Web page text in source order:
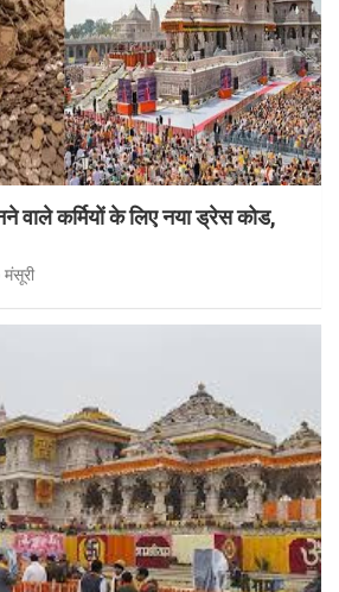
वाले कर्मियों के लिए नया ड्रेस कोड,